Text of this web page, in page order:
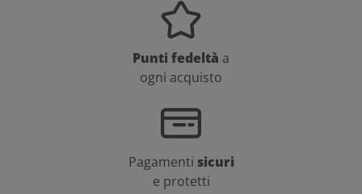
Punti fedeltà a
ogni acquisto
Pagamenti sicuri
e protetti